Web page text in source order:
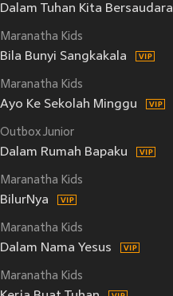
Dalam Tuhan Kita Bersaudara
Maranatha Kids
Bila Bunyi Sangkakala
Maranatha Kids
Ayo Ke Sekolah Minggu
Outbox Junior
Dalam Rumah Bapaku
Maranatha Kids
BilurNya
Maranatha Kids
Dalam Nama Yesus
Maranatha Kids